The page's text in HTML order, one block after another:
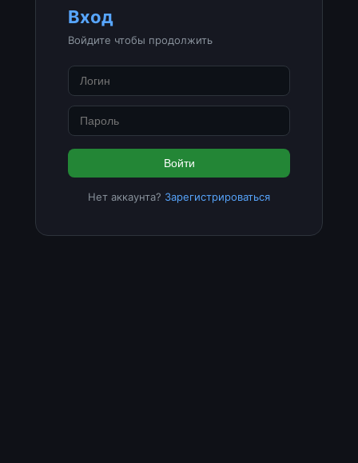
Вход
Войдите чтобы продолжить
Войти
Нет аккаунта? Зарегистрироваться